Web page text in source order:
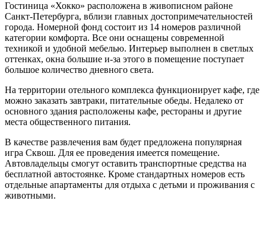
Гостиница «Хокко» расположена в живописном районе
Санкт-Петербурга, вблизи главных достопримечательностей
города. Номерной фонд состоит из 14 номеров различной
категории комфорта. Все они оснащены современной
техникой и удобной мебелью. Интерьер выполнен в светлых
оттенках, окна большие и-за этого в помещение поступает
большое количество дневного света.
На территории отельного комплекса функционирует кафе, где
можно заказать завтраки, питательные обеды. Недалеко от
основного здания расположены кафе, рестораны и другие
места общественного питания.
В качестве развлечения вам будет предложена популярная
игра Сквош. Для ее проведения имеется помещение.
Автовладельцы смогут оставить транспортные средства на
бесплатной автостоянке. Кроме стандартных номеров есть
отдельные апартаменты для отдыха с детьми и проживания с
животными.